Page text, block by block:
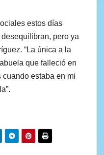
estos días
pero ya
“La única a la
que falleció en
estaba en mi